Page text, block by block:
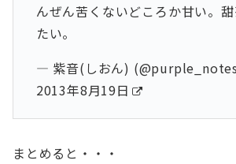
んぜん苦くないどころか甘い。
たい。
— 紫音(しおん)
2013年8月19日
まとめると・・・